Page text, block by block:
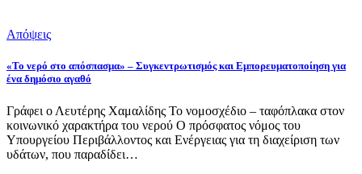
Απόψεις
«Το νερό στο απόσπασμα» – Συγκεντρωτισμός και Εμπορευματοποίηση για
ένα δημόσιο αγαθό
Γράφει ο Λευτέρης Χαμαλίδης Το νομοσχέδιο – ταφόπλακα στον
κοινωνικό χαρακτήρα του νερού Ο πρόσφατος νόμος του
Υπουργείου Περιβάλλοντος και Ενέργειας για τη διαχείριση των
υδάτων, που παραδίδει…